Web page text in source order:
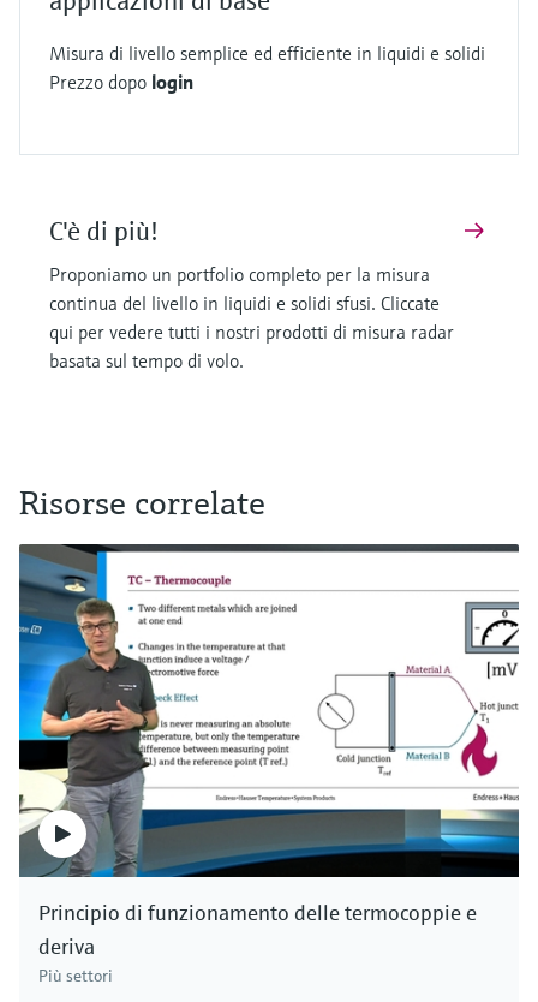
riflessi sulla superficie del fluido per effetto della
variazione della costante dielettrica. Gli impulsi
La misura del tempo di volo, dimostrata qui
dall'esempio degli impulsi radar emessi
liberamente, funziona sia nei liquidi che nei
solidi. Gli impulsi emessi vengono riflessi dalla
superficie del fluido e rilevati dallo strumento. Il
impulsi radar, è la velocità della luce.
Considerando l'altezza del serbatoio, il livello
può essere calcolato facilmente. Gli strumenti
basati sulla misura del tempo di volo di
Endress+Hauser misurano il livello anche in
applicazioni con valori elevati di pressione e
temperatura, in diversi vapori o in fluidi
aggressivi, con superfici liquide turbolente o
schiumose. Abbiamo la soluzione giusta per
ogni applicazione. Endress+Hauser.
Misura di livello semplice ed efficiente in liquidi e solidi
Prezzo dopo login
C'è di più!
Proponiamo un portfolio completo per la misura
continua del livello in liquidi e solidi sfusi. Cliccate
qui per vedere tutti i nostri prodotti di misura radar
basata sul tempo di volo.
Risorse correlate
Principio di funzionamento delle termocoppie e
deriva
Più settori